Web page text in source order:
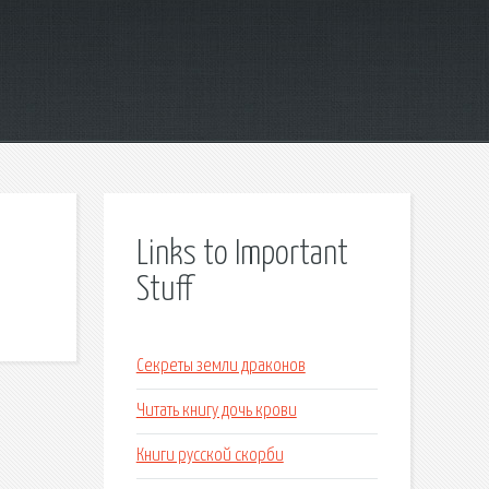
Links to Important
Stuff
Секреты земли драконов
Читать книгу дочь крови
Книги русской скорби